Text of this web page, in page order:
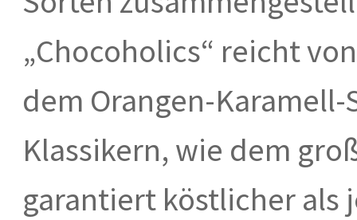
„Chocoholics“ reicht
dem Orangen-Karamell-
Klassikern, wie dem
garantiert köstlicher als